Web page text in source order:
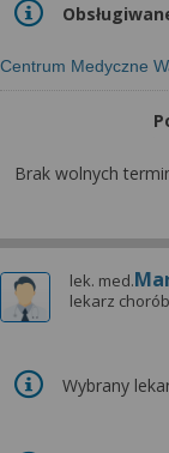
Centrum Medyczne
Brak wolnych
lek. med.
lekarz
Wybrany